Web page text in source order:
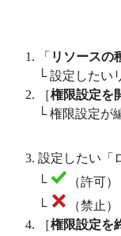
「 リソースの
└ 設定したい
［権限設定を
└ 権限設定が
設定したい「
└
（許可
└
（禁止
［権限設定を